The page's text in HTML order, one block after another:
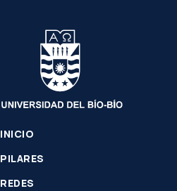
INICIO
PILARES
REDES